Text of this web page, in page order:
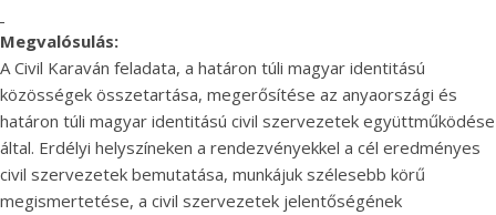
Megvalósulás:
A Civil Karaván feladata, a határon túli magyar identitású
közösségek összetartása, megerősítése az anyaországi és
határon túli magyar identitású civil szervezetek együttműködése
által. Erdélyi helyszíneken a rendezvényekkel a cél eredményes
civil szervezetek bemutatása, munkájuk szélesebb körű
megismertetése, a civil szervezetek jelentőségének